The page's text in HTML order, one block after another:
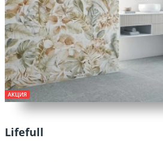
АКЦИЯ
Lifefull